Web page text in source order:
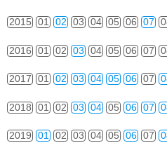
2015 01 02 03 04 05 06 07
2016 01 02 03 04 05 06 07
2017 01 02 03 04 05 06 07
2018 01 02 03 04 05 06 07
2019 01 02 03 04 05 06 07